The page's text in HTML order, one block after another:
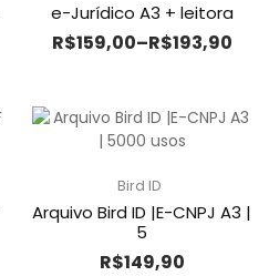
e-Jurídico A3 + leitora
R$159,00–R$193,90
Bird ID
Arquivo Bird ID |E-CNPJ A3 |
5
R$149,90